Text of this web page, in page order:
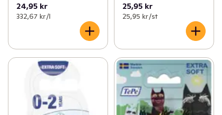
24,95 kr
332,67 kr /l
25,95 kr
25,95 kr /st